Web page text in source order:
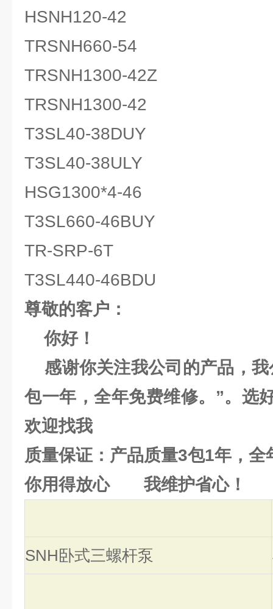
HSNH120-42
TRSNH660-54
TRSNH1300-42Z
TRSNH1300-42
T3SL40-38DUY
T3SL40-38ULY
HSG1300*4-46
T3SL660-46BUY
TR-SRP-6T
T3SL440-46BDU
尊敬的客户：
你好！
感谢你关注我公司的产品，我
包一年，全年免费维修。”。选
欢迎找我
质量保证：产品质量3包1年，全
你用得放心 我维护省心！
SNH卧式三螺杆泵